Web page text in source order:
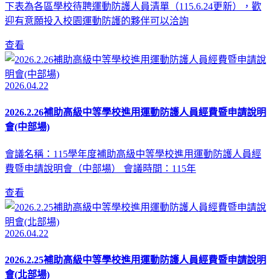
下表為各區學校待聘運動防護人員清單（115.6.24更新），歡
迎有意願投入校園運動防護的夥伴可以洽詢
查看
2026.04.22
2026.2.26補助高級中等學校進用運動防護人員經費暨申請說明
會(中部場)
會議名稱：115學年度補助高級中等學校進用運動防護人員經
費暨申請說明會（中部場） 會議時間：115年
查看
2026.04.22
2026.2.25補助高級中等學校進用運動防護人員經費暨申請說明
會(北部場)